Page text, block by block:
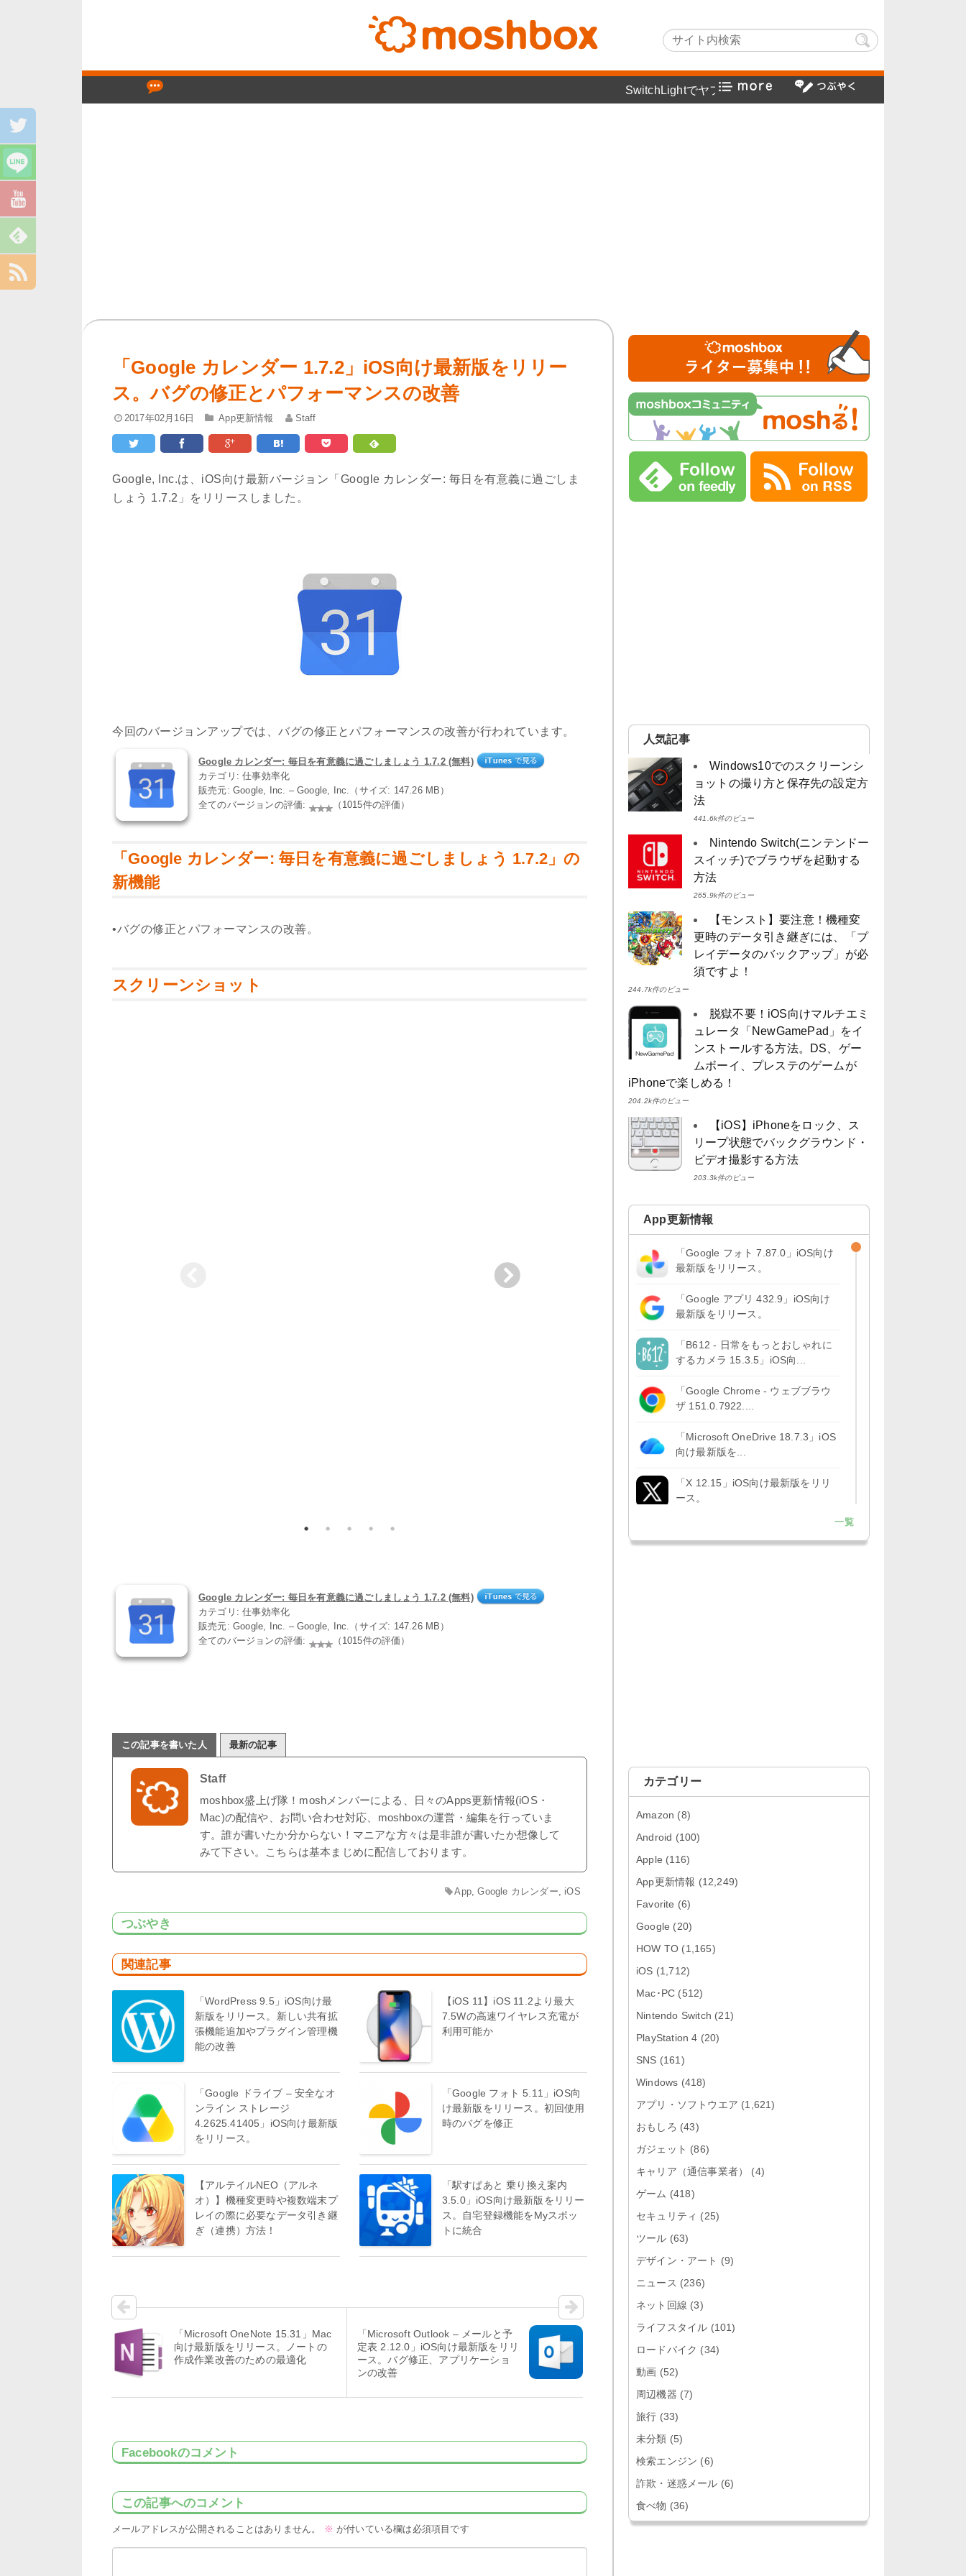
SwitchLightでヤフー検索方法
「Google カレンダー 1.7.2」iOS向け最新版をリリー
ス。バグの修正とパフォーマンスの改善
2017年02月16日 App更新情報 Staff
Google, Inc.は、iOS向け最新バージョン「Google カレンダー: 毎日を有意義に過ごしま
しょう 1.7.2」をリリースしました。
今回のバージョンアップでは、バグの修正とパフォーマンスの改善が行われています。
Google カレンダー: 毎日を有意義に過ごしましょう 1.7.2 (無料)
カテゴリ: 仕事効率化
販売元: Google, Inc. – Google, Inc.（サイズ: 147.26 MB）
全てのバージョンの評価:
（1015件の評価）
「Google カレンダー: 毎日を有意義に過ごしましょう 1.7.2」の
新機能
•バグの修正とパフォーマンスの改善。
スクリーンショット
Google カレンダー: 毎日を有意義に過ごしましょう 1.7.2 (無料)
カテゴリ: 仕事効率化
販売元: Google, Inc. – Google, Inc.（サイズ: 147.26 MB）
全てのバージョンの評価:
（1015件の評価）
この記事を書いた人 最新の記事
Staff
moshbox盛上げ隊！moshメンバーによる、日々のApps更新情報(iOS・
Mac)の配信や、お問い合わせ対応、moshboxの運営・編集を行っていま
す。誰が書いたか分からない！マニアな方々は是非誰が書いたか想像して
みて下さい。こちらは基本まじめに配信しております。
App ,Google カレンダー iOS
つぶやき
関連記事
「WordPress 9.5」iOS向け最
新版をリリース。新しい共有拡
張機能追加やプラグイン管理機
能の改善
【iOS 11】iOS 11.2より最大
7.5Wの高速ワイヤレス充電が
利用可能か
「Google ドライブ – 安全なオ
ンライン ストレージ
4.2625.41405」iOS向け最新版
をリリース。
「Google フォト 5.11」iOS向
け最新版をリリース。初回使用
時のバグを修正
【アルテイルNEO（アルネ
オ）】機種変更時や複数端末プ
レイの際に必要なデータ引き継
ぎ（連携）方法！
「駅すぱあと 乗り換え案内
3.5.0」iOS向け最新版をリリー
ス。自宅登録機能をMyスポッ
トに統合
「Microsoft OneNote 15.31」Mac
向け最新版をリリース。ノートの
作成作業改善のための最適化
「Microsoft Outlook – メールと予
定表 2.12.0」iOS向け最新版をリリ
ース。バグ修正、アプリケーショ
ンの改善
Facebookのコメント
この記事へのコメント
メールアドレスが公開されることはありません。 ※ が付いている欄は必須項目です
人気記事
Windows10でのスクリーンシ
ョットの撮り方と保存先の設定方
法
441.6k件のビュー
Nintendo Switch(ニンテンドー
スイッチ)でブラウザを起動する
方法
265.9k件のビュー
【モンスト】要注意！機種変
更時のデータ引き継ぎには、「プ
レイデータのバックアップ」が必
須ですよ！
244.7k件のビュー
脱獄不要！iOS向けマルチエミ
ュレータ「NewGamePad」をイ
ンストールする方法。DS、ゲー
ムボーイ、プレステのゲームが
iPhoneで楽しめる！
204.2k件のビュー
【iOS】iPhoneをロック、ス
リープ状態でバックグラウンド・
ビデオ撮影する方法
203.3k件のビュー
App更新情報
「Google フォト 7.87.0」iOS向け
最新版をリリース。
「Google アプリ 432.9」iOS向け
最新版をリリース。
「B612 - 日常をもっとおしゃれに
するカメラ 15.3.5」iOS向...
「Google Chrome - ウェブブラウ
ザ 151.0.7922....
「Microsoft OneDrive 18.7.3」iOS
向け最新版を...
「X 12.15」iOS向け最新版をリリ
ース。
リリース。Liguid G...
版をリリース。AIプロ...
イバル 26.40」iOS向...
ザ 151.0.7922....
向け最新版...
「Google カレンダー 26.29.4」iOS
向け最新版をリリース。...
「Instagram 441.0.0」iOS向け最新
「Google ドライブ - 安全なオンラ
「Google 翻訳 10.31.311」iOS向
「Microsoft Excel 2.112.3」iOS向
一覧
カテゴリー
Amazon (8)
Android (100)
Apple (116)
App更新情報 (12,249)
Favorite (6)
Google (20)
HOW TO (1,165)
iOS (1,712)
Mac･PC (512)
Nintendo Switch (21)
PlayStation 4 (20)
SNS (161)
Windows (418)
アプリ・ソフトウエア (1,621)
おもしろ (43)
ガジェット (86)
キャリア（通信事業者）
(4)
ゲーム (418)
セキュリティ (25)
ツール (63)
デザイン・アート (9)
ニュース (236)
ネット回線 (3)
ライフスタイル (101)
ロードバイク (34)
動画 (52)
周辺機器 (7)
旅行 (33)
未分類 (5)
検索エンジン (6)
詐欺・迷惑メール (6)
食べ物 (36)